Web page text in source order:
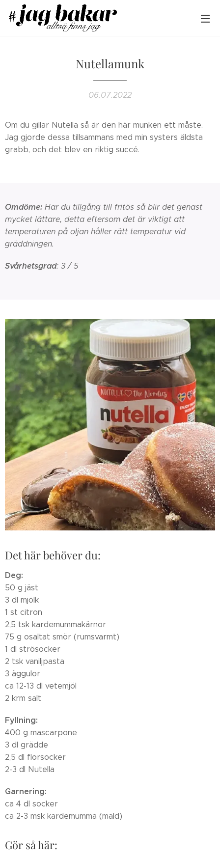
Nutellamunk
06.07.2022
Om du gillar Nutella så är den här munken ett måste.
Jag gjorde dessa tillsammans med min systers äldsta
grabb, och det blev en riktig succé.
Omdöme: Har du tillgång till fritös så blir det genast
mycket lättare, detta eftersom det är viktigt att
temperaturen på oljan håller rätt temperatur vid
gräddningen.
Svårhetsgrad: 3 / 5
Det här behöver du:
Deg:
50 g jäst
3 dl mjölk
1 st citron
2,5 tsk kardemummakärnor
75 g osaltat smör (rumsvarmt)
1 dl strösocker
2 tsk vaniljpasta
3 äggulor
ca 12-13 dl vetemjöl
2 krm salt
Fyllning:
400 g mascarpone
3 dl grädde
2,5 dl florsocker
2-3 dl Nutella
Garnering:
ca 4 dl socker
ca 2-3 msk kardemumma (mald)
Gör så här: